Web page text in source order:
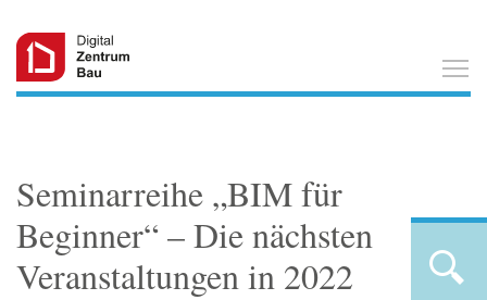
Seminarreihe „BIM für
Beginner“ – Die nächsten
Veranstaltungen in 2022